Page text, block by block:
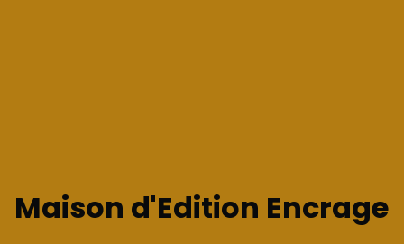
Maison d'Edition Encrage